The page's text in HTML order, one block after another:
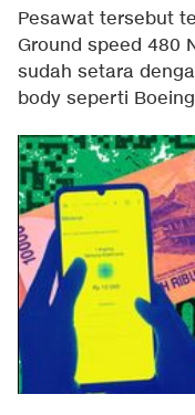
Pesawat tersebut
Ground speed 480
sudah setara
body seperti